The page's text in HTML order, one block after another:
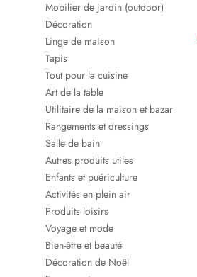
Mobilier de jardin (outdoor)
Décoration
Linge de maison
Tapis
Tout pour la cuisine
Art de la table
Utilitaire de la maison et bazar
Rangements et dressings
Salle de bain
Autres produits utiles
Enfants et puériculture
Activités en plein air
Produits loisirs
Voyage et mode
Bien-être et beauté
Décoration de Noël